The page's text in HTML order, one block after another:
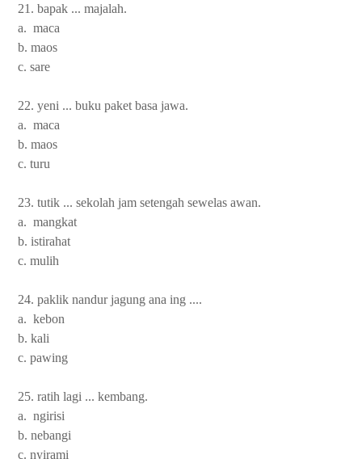
21. bapak ... majalah.
a. maca
b. maos
c. sare
22. yeni ... buku paket basa jawa.
a. maca
b. maos
c. turu
23. tutik ... sekolah jam setengah sewelas awan.
a. mangkat
b. istirahat
c. mulih
24. paklik nandur jagung ana ing ....
a. kebon
b. kali
c. pawing
25. ratih lagi ... kembang.
a. ngirisi
b. nebangi
c. nyirami